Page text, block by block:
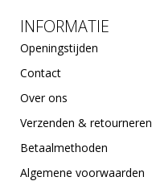
INFORMATIE
Openingstijden
Contact
Over ons
Verzenden & retourneren
Betaalmethoden
Algemene voorwaarden